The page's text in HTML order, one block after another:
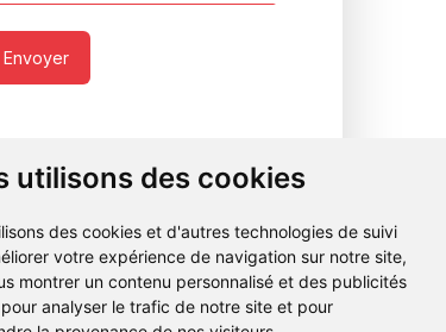
utilisons des cookies
des cookies et d'autres technologies de suivi
votre expérience de navigation sur notre site,
montrer un contenu personnalisé et des publicités
analyser le trafic de notre site et pour
Legal
notice
Certificat ISO 9001 et
14001